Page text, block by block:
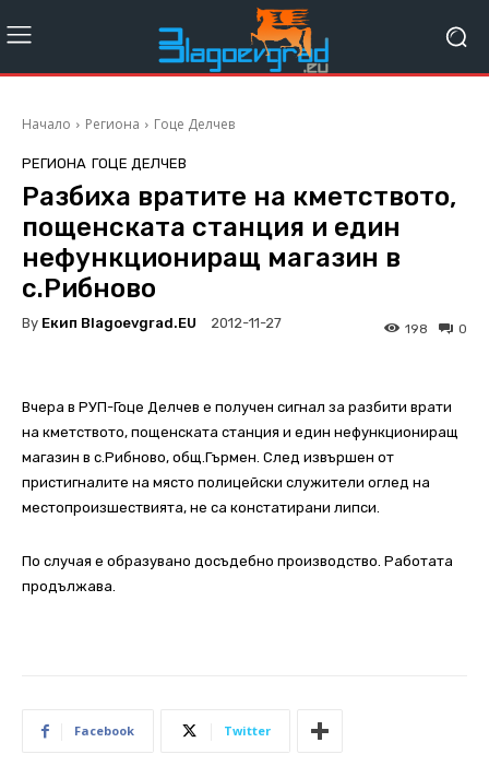
Начало Региона Гоце Делчев
РЕГИОНА ГОЦЕ ДЕЛЧЕВ
Разбиха вратите на кметството,
пощенската станция и един
нефункциониращ магазин в
с.Рибново
By Екип Blagoevgrad.EU 2012-11-27 0
198
Вчера в РУП-Гоце Делчев е получен сигнал за разбити врати
на кметството, пощенската станция и един нефункциониращ
магазин в с.Рибново, общ.Гърмен. След извършен от
пристигналите на място полицейски служители оглед на
местопроизшествията, не са констатирани липси.
По случая е образувано досъдебно производство. Работата
продължава.
Facebook Twitter